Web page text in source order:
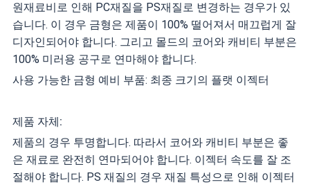
원재료비로 인해 PC재질을 PS재질로 변경하는 경우가 있
습니다. 이 경우 금형은 제품이 100% 떨어져서 매끄럽게 잘
디자인되어야 합니다. 그리고 몰드의 코어와 캐비티 부분은
100% 미러용 공구로 연마해야 합니다.
사용 가능한 금형 예비 부품: 최종 크기의 플랫 이젝터
제품 자체:
제품의 경우 투명합니다. 따라서 코어와 캐비티 부분은 좋
은 재료로 완전히 연마되어야 합니다. 이젝터 속도를 잘 조
절해야 합니다. PS 재질의 경우 재질 특성으로 인해 이젝터